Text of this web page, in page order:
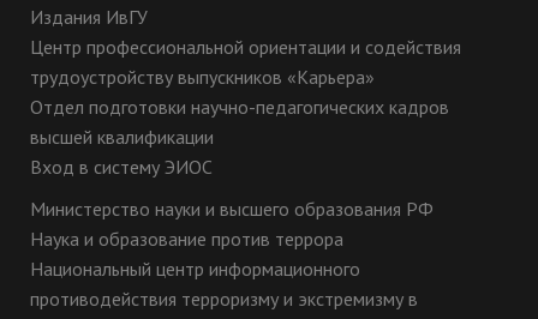
Издания ИвГУ
Центр профессиональной ориентации и содействия
трудоустройству выпускников «Карьера»
Отдел подготовки научно-педагогических кадров
высшей квалификации
Вход в систему ЭИОС
Министерство науки и высшего образования РФ
Наука и образование против террора
Национальный центр информационного
противодействия терроризму и экстремизму в